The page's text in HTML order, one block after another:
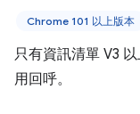
Chrome 101 以上版本
只有資訊清單 V3
用回呼。